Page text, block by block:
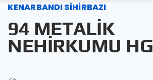
KENARBANDI SİHİRBAZI
94 METALİK
NEHİRKUMU HG